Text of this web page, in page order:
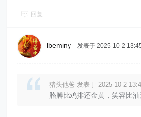
回复
lbeminy 发表于 2025-10-2
猪头他爸 发表于 2025-10-2
胳膊比鸡排还金黄，笑容比油